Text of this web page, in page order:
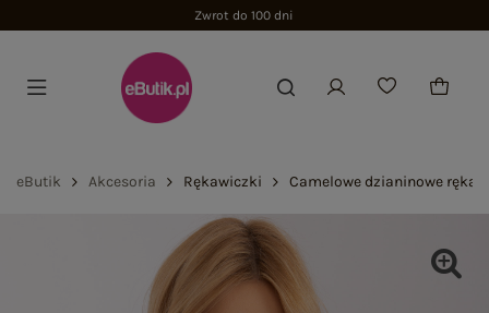
Zwrot do 100 dni
eButik Akcesoria Rękawiczki Camelowe dzianinowe